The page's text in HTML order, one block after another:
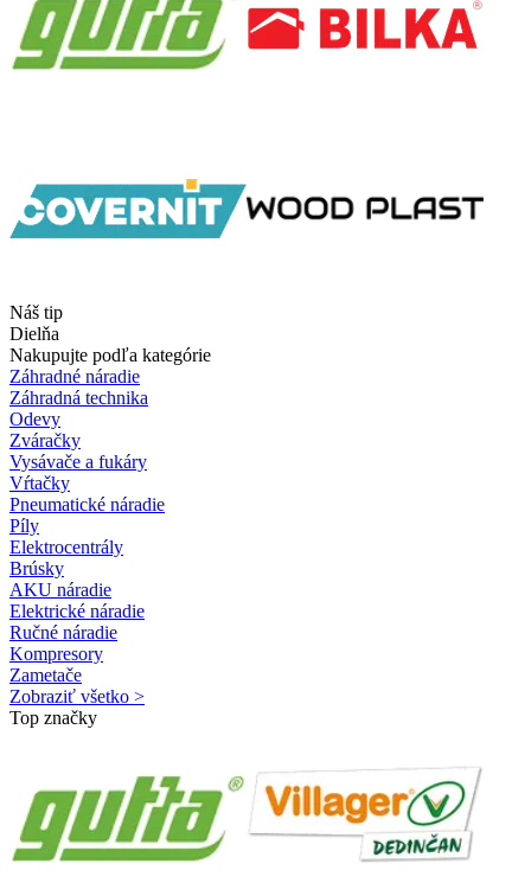
Náš tip
Dielňa
Nakupujte podľa kategórie
Záhradné náradie
Záhradná technika
Odevy
Zváračky
Vysávače a fukáry
Vŕtačky
Pneumatické náradie
Píly
Elektrocentrály
Brúsky
AKU náradie
Elektrické náradie
Ručné náradie
Kompresory
Zametače
Zobraziť všetko >
Top značky